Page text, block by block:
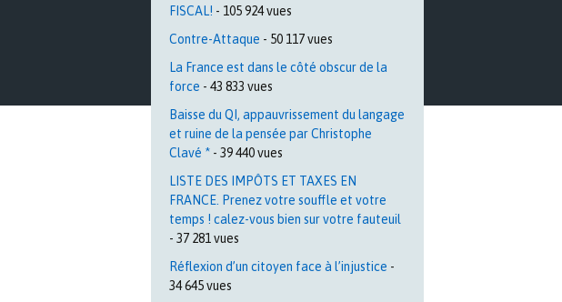
FISCAL! - 105 924 vues
Contre-Attaque - 50 117 vues
La France est dans le côté obscur de la
force - 43 833 vues
Baisse du QI, appauvrissement du langage
et ruine de la pensée par Christophe
Clavé * - 39 440 vues
LISTE DES IMPÔTS ET TAXES EN
FRANCE. Prenez votre souffle et votre
temps ! calez-vous bien sur votre fauteuil
- 37 281 vues
Réflexion d’un citoyen face à l’injustice -
34 645 vues